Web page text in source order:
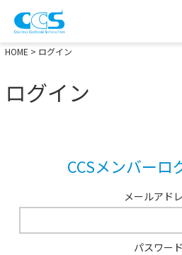
画像処理用の製品検索
HOME > ログイン
ログイン
CCSメンバーロ
メールアド
パスワード